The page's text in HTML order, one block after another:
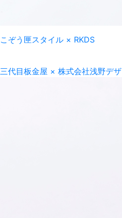
こぞう匣スタイル × RKDS
三代目板金屋 × 株式会社浅野デ